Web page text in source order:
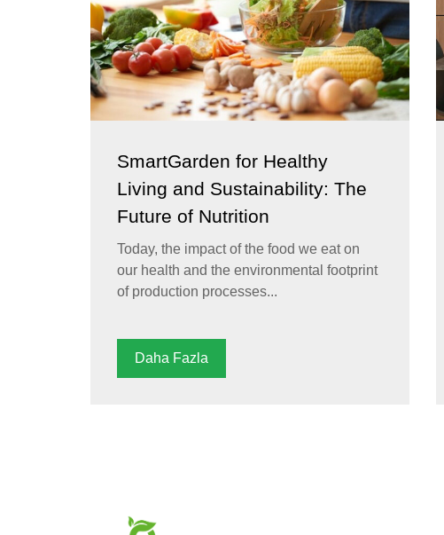
SmartGarden for Healthy
Living and Sustainability: The
Future of Nutrition
Today, the impact of the food we eat on
our health and the environmental footprint
of production processes...
Daha Fazla